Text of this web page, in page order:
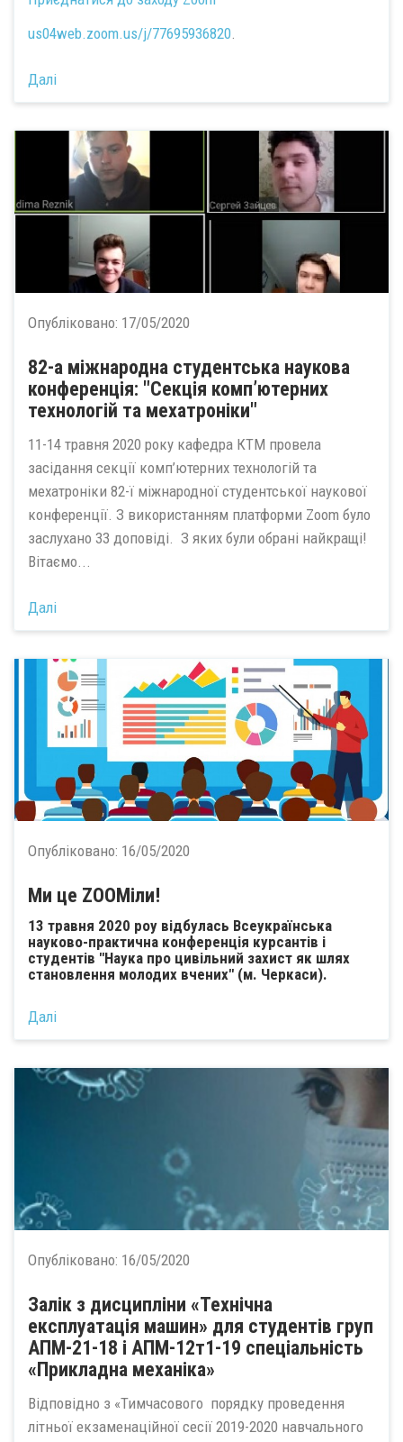
us04web.zoom.us/j/77695936820.
Далі
Опубліковано: 17/05/2020
82-а міжнародна студентська наукова
конференція: "Секція комп’ютерних
технологій та мехатроніки"
11-14 травня 2020 року кафедра КТМ провела
засідання секції комп’ютерних технологій та
мехатроніки 82-ї міжнародної студентської наукової
конференції. З використанням платформи Zoom було
заслухано 33 доповіді. З яких були обрані найкращі!
Вітаємо...
Далі
Опубліковано: 16/05/2020
Ми це ZOOMіли!
13 травня 2020 роу відбулась Всеукраїнська
науково-практична конференція курсантів і
студентів "Наука про цивільний захист як шлях
становлення молодих вчених" (м. Черкаси).
Далі
Опубліковано: 16/05/2020
Залік з дисципліни «Технічна
експлуатація машин» для студентів груп
АПМ-21-18 і АПМ-12т1-19 спеціальність
«Прикладна механіка»
Відповідно з «Тимчасового порядку проведення
літньої екзаменаційної сесії 2019-2020 навчального